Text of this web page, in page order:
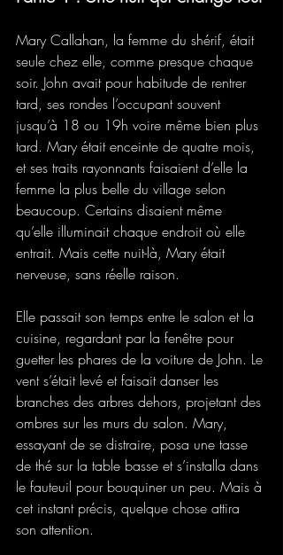
Mary Callahan, la femme du shérif, était
seule chez elle, comme presque chaque
soir. John avait pour habitude de rentrer
tard, ses rondes l’occupant souvent
jusqu’à 18 ou 19h voire même bien plus
tard. Mary était enceinte de quatre mois,
et ses traits rayonnants faisaient d’elle la
femme la plus belle du village selon
beaucoup. Certains disaient même
qu’elle illuminait chaque endroit où elle
entrait. Mais cette nuit-là, Mary était
nerveuse, sans réelle raison.
Elle passait son temps entre le salon et la
cuisine, regardant par la fenêtre pour
guetter les phares de la voiture de John. Le
vent s’était levé et faisait danser les
branches des arbres dehors, projetant des
ombres sur les murs du salon. Mary,
essayant de se distraire, posa une tasse
de thé sur la table basse et s’installa dans
le fauteuil pour bouquiner un peu. Mais à
cet instant précis, quelque chose attira
son attention.